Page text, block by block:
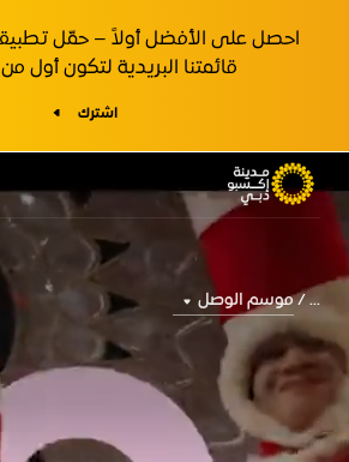
احصل على الأفضل أولاً – حمّل
قائمتنا البريدية لتكون أول
اشترك
... موسم الوصل